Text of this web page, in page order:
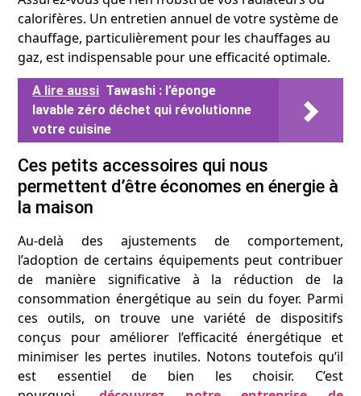
calorifères. Un entretien annuel de votre système de
chauffage, particulièrement pour les chauffages au
gaz, est indispensable pour une efficacité optimale.
A lire aussi Tawashi : l’éponge
lavable zéro déchet qui révolutionne
votre cuisine
Ces petits accessoires qui nous
permettent d’être économes en énergie à
la maison
Au-delà des ajustements de comportement,
l’adoption de certains équipements peut contribuer
de manière significative à la réduction de la
consommation énergétique au sein du foyer. Parmi
ces outils, on trouve une variété de dispositifs
conçus pour améliorer l’efficacité énergétique et
minimiser les pertes inutiles. Notons toutefois qu’il
est essentiel de bien les choisir. C’est